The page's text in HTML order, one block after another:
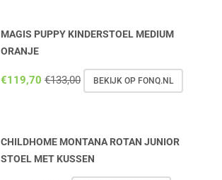
MAGIS PUPPY KINDERSTOEL MEDIUM
ORANJE
€119,70 €133,00 BEKIJK OP FONQ.NL
CHILDHOME MONTANA ROTAN JUNIOR
STOEL MET KUSSEN